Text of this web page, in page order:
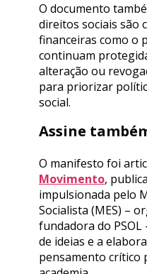
O documento
direitos sociais são
financeiras como o
continuam
alteração ou
para priorizar
social.
Assine
O manifesto foi
Movimento,
impulsionada pelo
Socialista (MES) –
fundadora do
de ideias e a
pensamento crítico